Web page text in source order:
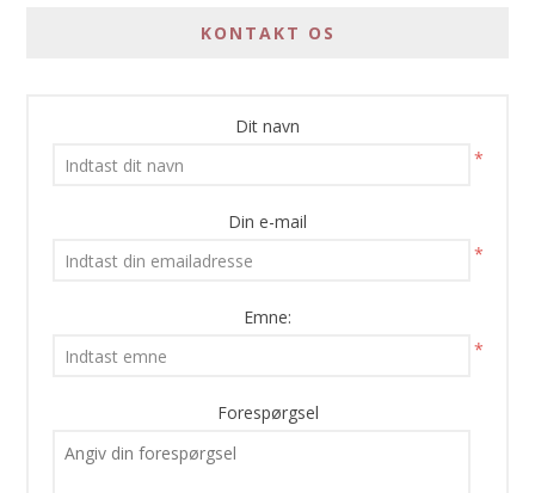
KONTAKT OS
Dit navn
*
Din e-mail
*
Emne:
*
Forespørgsel